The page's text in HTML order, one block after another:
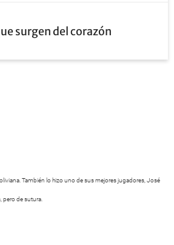
surgen del corazón
También lo hizo uno de sus mejores jugadores, José
pero de sutura.